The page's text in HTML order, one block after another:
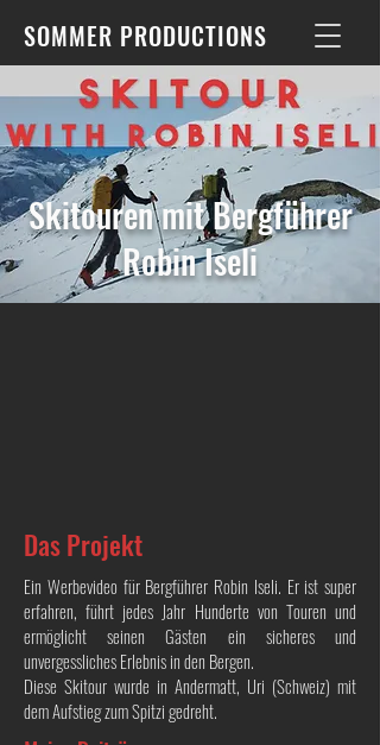
SOMMER PRODUCTIONS
Skitouren mit Bergführer
Robin Iseli
Das Projekt
Ein Werbevideo für Bergführer Robin Iseli. Er ist super
erfahren, führt jedes Jahr Hunderte von Touren und
ermöglicht seinen Gästen ein sicheres und
unvergessliches Erlebnis in den Bergen.
Diese Skitour wurde in Andermatt, Uri (Schweiz) mit
dem Aufstieg zum Spitzi gedreht.